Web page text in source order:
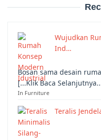
Wujudkan
Ind…
Bosan sama desain
[...Klik Baca
In Furniture
Teralis